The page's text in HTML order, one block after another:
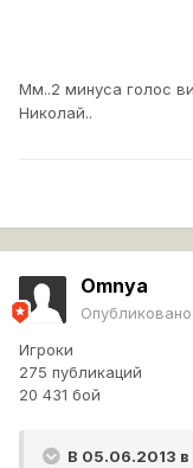
Мм..2 минуса голос
Николай..
Omnya
Опубликовано:
Игроки
275 публикаций
20 431 бой
В 05.06.2013 в